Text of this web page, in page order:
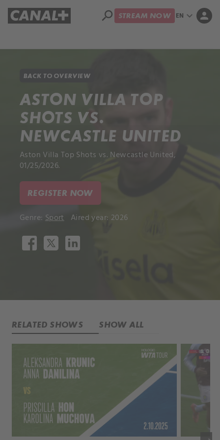
search STREAM NOW EN expand_more person
BACK TO OVERVIEW
ASTON VILLA TOP
SHOTS VS.
NEWCASTLE UNITED
Aston Villa Top Shots vs. Newcastle United,
01/25/2026.
REGISTER NOW
Genre: Sport Aired year: 2026
RELATED SHOWS SHOW ALL